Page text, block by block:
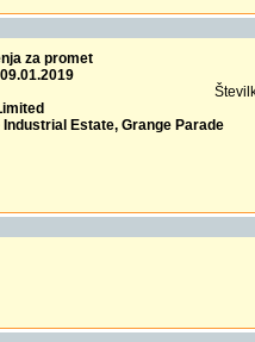
za promet
Estate, Grange Parade